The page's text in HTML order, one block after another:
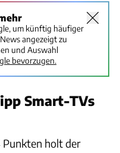
um künftig häufiger
angezeigt zu
und Auswahl
bevorzugen.
Smart-TVs
holt der